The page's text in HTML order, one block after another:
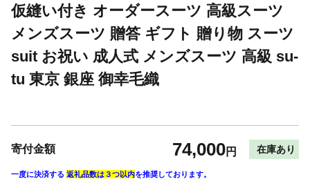
仮縫い付き オーダースーツ 高級スーツ
メンズスーツ 贈答 ギフト 贈り物 スーツ
suit お祝い 成人式 メンズスーツ 高級 su-
tu 東京 銀座 御幸毛織
寄付金額 74,000円 在庫あり
一度に決済する 返礼品数は３つ以内を推奨しております。